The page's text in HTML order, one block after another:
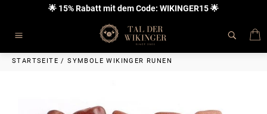
Inhalt
🌟 15% Rabatt mit dem Code: WIKINGER15 🌟
STARTSEITE /SYMBOLE WIKINGER RUNEN